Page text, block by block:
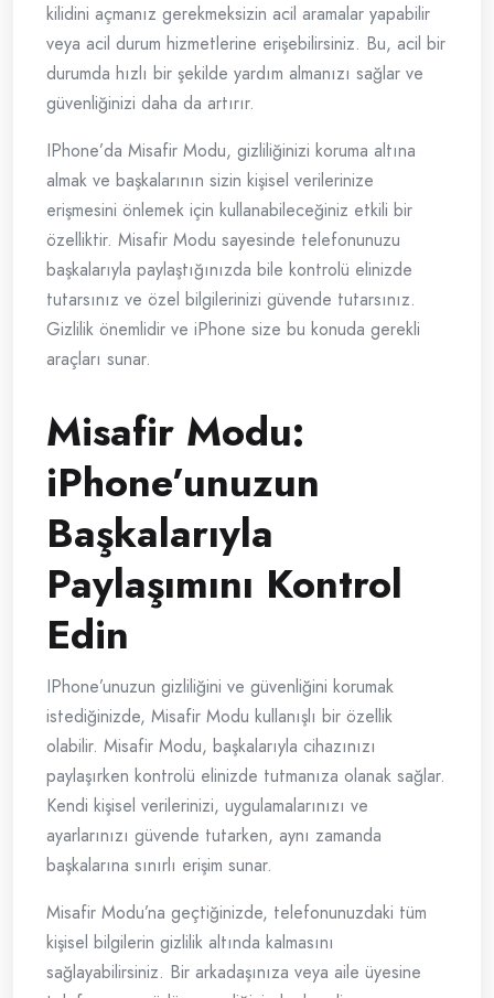
kilidini açmanız gerekmeksizin acil aramalar yapabilir
veya acil durum hizmetlerine erişebilirsiniz. Bu, acil bir
durumda hızlı bir şekilde yardım almanızı sağlar ve
güvenliğinizi daha da artırır.
IPhone’da Misafir Modu, gizliliğinizi koruma altına
almak ve başkalarının sizin kişisel verilerinize
erişmesini önlemek için kullanabileceğiniz etkili bir
özelliktir. Misafir Modu sayesinde telefonunuzu
başkalarıyla paylaştığınızda bile kontrolü elinizde
tutarsınız ve özel bilgilerinizi güvende tutarsınız.
Gizlilik önemlidir ve iPhone size bu konuda gerekli
araçları sunar.
Misafir Modu:
iPhone’unuzun
Başkalarıyla
Paylaşımını Kontrol
Edin
IPhone’unuzun gizliliğini ve güvenliğini korumak
istediğinizde, Misafir Modu kullanışlı bir özellik
olabilir. Misafir Modu, başkalarıyla cihazınızı
paylaşırken kontrolü elinizde tutmanıza olanak sağlar.
Kendi kişisel verilerinizi, uygulamalarınızı ve
ayarlarınızı güvende tutarken, aynı zamanda
başkalarına sınırlı erişim sunar.
Misafir Modu’na geçtiğinizde, telefonunuzdaki tüm
kişisel bilgilerin gizlilik altında kalmasını
sağlayabilirsiniz. Bir arkadaşınıza veya aile üyesine